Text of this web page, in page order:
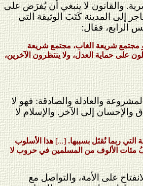
والقانون لا ينبغي أن يُفرَض على
إلى المدينة كَتَبَ الوثيقة التي
الرابع، فقال:
مجتمع شريعة الغاب، مجتمع شريعة
على حماية العدل، ولا ينتظرون الآخرين،
والعادلة والصادقة: فهو لا
إلى الآخر. والإسلام لا
ربما نُقتَل بسببها. [...]هذا الأسلوب
مئات الألوف من المسلمين في حروب لا
على الأمة، والتواصل مع